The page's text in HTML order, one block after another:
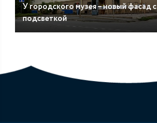
У городского музея – новый фасад с
подсветкой